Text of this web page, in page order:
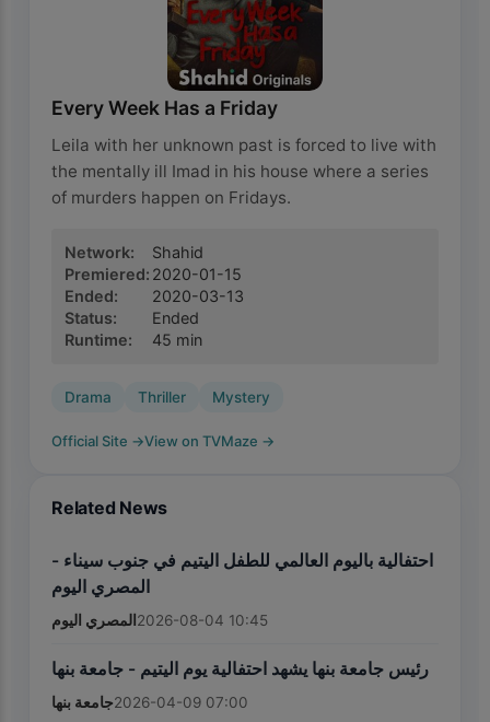
Every Week Has a Friday
Leila with her unknown past is forced to live with
the mentally ill Imad in his house where a series
of murders happen on Fridays.
Network:
Shahid
Premiered: 2020-01-15
Ended:
2020-03-13
Status:
Ended
Runtime: 45 min
Drama Thriller Mystery
Official Site →View on TVMaze →
Related News
احتفالية باليوم العالمي للطفل اليتيم في جنوب سيناء -
المصري اليوم
المصري اليوم 2026-08-04 10:45
رئيس جامعة بنها يشهد احتفالية يوم اليتيم - جامعة بنها
جامعة بنها2026-04-09 07:00